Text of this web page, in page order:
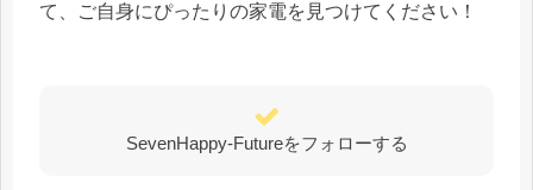
て、ご自身にぴったりの家電を見つけてください！
SevenHappy-Futureをフォローする